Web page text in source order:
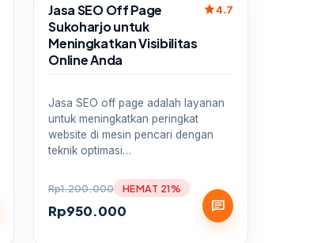
Sale
Jasa SEO Off Page
Sukoharjo untuk
Meningkatkan Visibilitas
Online Anda
star4.7
Jasa SEO off page adalah layanan
untuk meningkatkan peringkat
website di mesin pencari dengan
teknik optimasi…
Rp1.200.000
Rp950.000
HEMAT 21%
chat